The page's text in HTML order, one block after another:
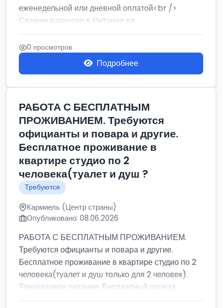
еженедельной или дневной оплатой<br />
Свежие вакансии в Нетании дл...
0 просмотров
Подробнее
РАБОТА С БЕСПЛАТНЫМ
ПРОЖИВАНИЕМ. Требуются
официанты и повара и другие.
Бесплатное проживание в
квартире студио по 2
человека(туалет и душ ?
Требуются
Кармиель (Центр страны)
Опубликовано: 08.06.2026
РАБОТА С БЕСПЛАТНЫМ ПРОЖИВАНИЕМ.
Требуются официанты и повара и другие.
Бесплатное проживание в квартире студио по 2
человека(туалет и душ только для 2 человек).
Трехразовое питание. Бесплатный проезд...